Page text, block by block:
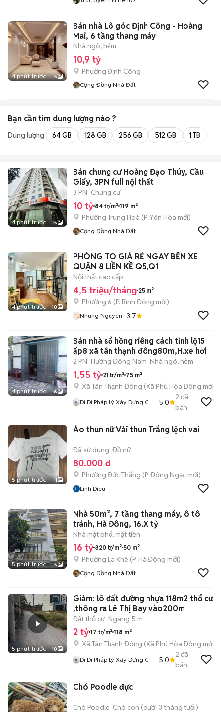
4 phút trước 5
Bán nhà Lô góc Định Công - Hoàng
Mai, 6 tầng thang máy
Nhà ngõ, hẻm
10,9 tỷ
Phường Định Công
Cộng Đồng Nhà Đất
Bạn cần tìm dung lượng nào ?
Dung lượng: 64 GB 128 GB 256 GB 512 GB 1 TB
4 phút trước 5
Bán chung cư Hoàng Đạo Thúy, Cầu
Giấy, 3PN full nội thất
3 PN Chung cư
10 tỷ 84 tr/m² 119 m²
Phường Trung Hoà (P. Yên Hòa mới)
Cộng Đồng Nhà Đất
4 phút trước 10
PHÒNG TO GIÁ RẺ NGAY BẾN XE
QUẬN 8 LIỀN KỀ Q5,Q1
Nội thất cao cấp
4,5 triệu/tháng 25 m²
Phường 6 (P. Bình Đông mới)
Nhung Nguyen 3.7
4 phút trước 6
Bán nhà sổ hồng riêng cách tỉnh lộ15
ấp8 xã tân thạnh đông80m,H.xe hơi
2 PN Hướng Đông Nam Nhà ngõ, hẻm
1,55 tỷ 21 tr/m² 75 m²
Xã Tân Thạnh Đông (Xã Phú Hòa Đông mới)
Di Di Pháp Lý Xây Dựng Củ
5.0
2 đã
bán
5 phút trước 1
Áo thun nữ Vải thun Trắng lệch vai
Đã sử dụng Đồ nữ
80.000 đ
Phường Đức Thắng (P. Đông Ngạc mới)
Linh Dieu
5 phút trước 5
Nhà 50m², 7 tầng thang máy, ô tô
tránh, Hà Đông, 16.X tỷ
Nhà mặt phố, mặt tiền
16 tỷ 320 tr/m² 50 m²
Phường La Khê (P. Hà Đông mới)
Cộng Đồng Nhà Đất
5 phút trước 10
Giảm: lô đất đường nhựa 118m2 thổ cư
,thông ra Lê Thị Bay vào200m
Đất thổ cư Ngang 5 m
2 tỷ 17 tr/m² 118 m²
Xã Tân Thạnh Đông (Xã Phú Hòa Đông mới)
Di Di Pháp Lý Xây Dựng Củ
5.0
2 đã
bán
Chó Poodle đực
Chó Poodle Chó con (dưới 3 tháng tuổi)